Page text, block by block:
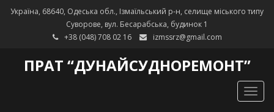
Україна, 68640, Одеська обл., Ізмаїльський р-н, селище міського типу
Суворове, вул. Бесарабська, будинок 1
+38 (048) 708 02 16
izmssrz@gmail.com
ПРАТ “ДУНАЙСУДНОРЕМОНТ”